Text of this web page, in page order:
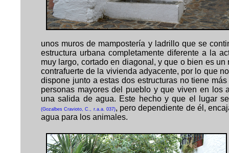
unos muros de mampostería y ladrillo que se
estructura urbana completamente diferente a la
muy largo, cortado en diagonal, y que o bien es
contrafuerte de la vivienda adyacente, por lo que
dispone junto a estas dos estructuras no tiene
personas mayores del pueblo y que viven en los
una salida de agua. Este hecho y que el lugar
(Gozalbes Cravioto, C., r.a.a. 037), pero dependiente de él,
agua para los animales.